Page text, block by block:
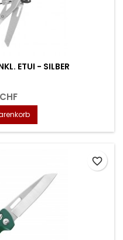
ETUI - SILBER
favorite_border